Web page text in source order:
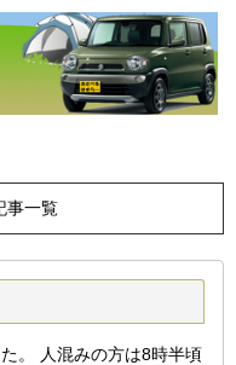
事一覧
。 人混みの方は8時半頃